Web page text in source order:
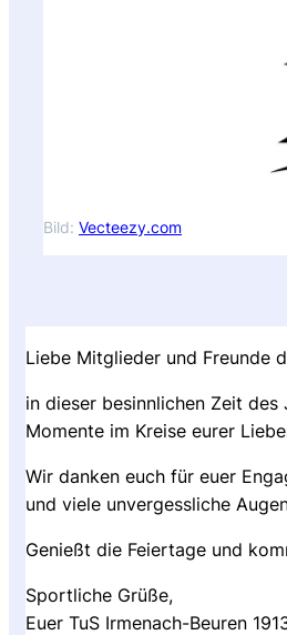
Bild: Vecteezy.com
Liebe Mitglieder und Freunde
in dieser besinnlichen Zeit
Momente im Kreise eurer
Wir danken euch für euer
und viele unvergessliche
Genießt die Feiertage und
Sportliche Grüße,
Euer TuS Irmenach-Beuren